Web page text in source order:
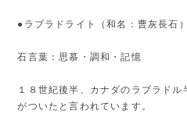
●ラブラドライト（和名：曹灰長石）
石言葉：思慕・調和・記憶
１８世紀後半、カナダのラブラド
がついたと言われています。